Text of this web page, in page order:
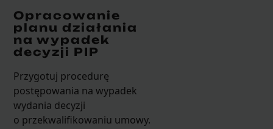
Opracowanie
planu działania
na wypadek
decyzji PIP
Przygotuj procedurę
postępowania na wypadek
wydania decyzji
o przekwalifikowaniu umowy.